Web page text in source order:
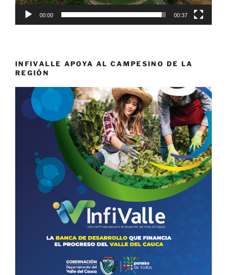
00:00 00:37
INFIVALLE APOYA AL CAMPESINO DE LA
REGIÓN